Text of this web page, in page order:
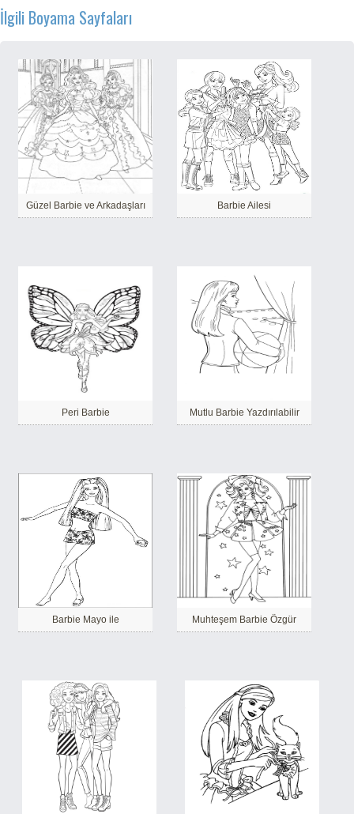
İlgili Boyama Sayfaları
Güzel Barbie ve Arkadaşları Barbie Ailesi
Peri Barbie Mutlu Barbie Yazdırılabilir
Barbie Mayo ile Muhteşem Barbie Özgür